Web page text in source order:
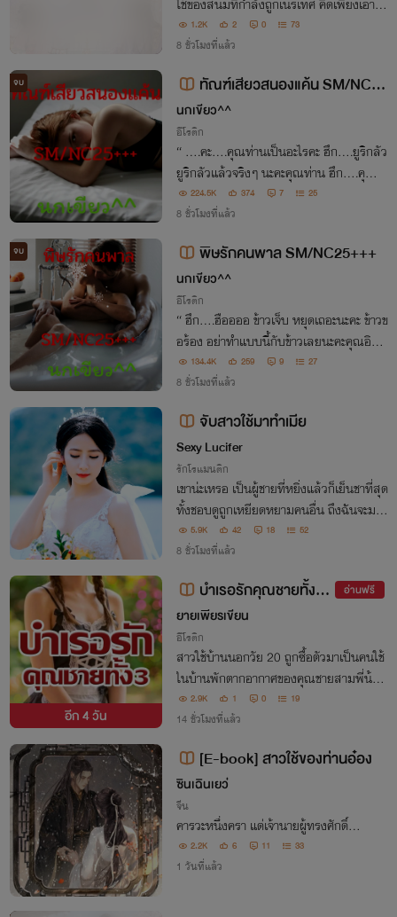
ใช้ของสนมที่กำลังถูกเนรเทศ คิดเพียงเอาชีวิ
ตรอดให้พ้นวังหลวง แต่เหตุใดองค์รัชทายาท
จึงไม่ยอมปล่อยนางไป...
1.2K 2 0 73
8 ชั่วโมงที่แล้ว
จบ
ทัณฑ์เสียวสนองแค้น SM/NC25
+++
นกเขียว^^
อีโรติก
“ ….คะ….คุณท่านเป็นอะไรคะ ฮึก….ยูริกลัว
ยูริกลัวแล้วจริงๆ นะคะคุณท่าน ฮึก….คุณท่
านเป็น…. ” “ ฉันก็กำลังจะเป็นผัวของเธอไง
224.5K 374 7 25
8 ชั่วโมงที่แล้ว
จบ พิษรักคนพาล SM/NC25+++
นกเขียว^^
อีโรติก
“ ฮึก….ฮืออออ ข้าวเจ็บ หยุดเถอะนะคะ ข้าวข
อร้อง อย่าทำแบบนี้กับข้าวเลยนะคะคุณอิษ
ข้าวเจ็บจริงๆ เจ็บมาก ไม่ไหวแล้วค่ะ ฮึก….ฮื
ออออ ” “ งั้นเหรอ หึ!! แต่ยิ่งเธอร้องไห้แบบ
134.4K 259 9 27
8 ชั่วโมงที่แล้ว
จับสาวใช้มาทําเมีย
Sexy Lucifer
รักโรแมนติก
เขาน่ะเหรอ เป็นผู้ชายที่หยิ่งแล้วก็เย็นชาที่สุด
ทั้งชอบดูถูกเหยียดหยามคนอื่น ถึงฉันจะมาจ
ากบ้านนอกฉันก็ไม่มีวันชอบผู้ชายแบบนี้หร
อก
5.9K 42 18 52
8 ชั่วโมงที่แล้ว
อีก4 วัน
บำเรอรักคุณชายทั้ง3
🔥🔞(4P)
อ่านฟรี
ยายเพียรเขียน
อีโรติก
สาวใช้บ้านนอกวัย 20 ถูกซื้อตัวมาเป็นคนใช้
ในบ้านพักตากอากาศของคุณชายสามพี่น้อง
หล่อเหลา….จนกลายเป็นนางบำเรอส่วนตัว
ของพวกเขา
2.9K 1 0 19
14 ชั่วโมงที่แล้ว
[E-book] สาวใช้ของท่านอ๋อง
ซินเฉินเยว่
จีน
คารวะหนึ่งครา แด่เจ้านายผู้ทรงศักดิ์…
2.2K 6 11 33
1 วันที่แล้ว